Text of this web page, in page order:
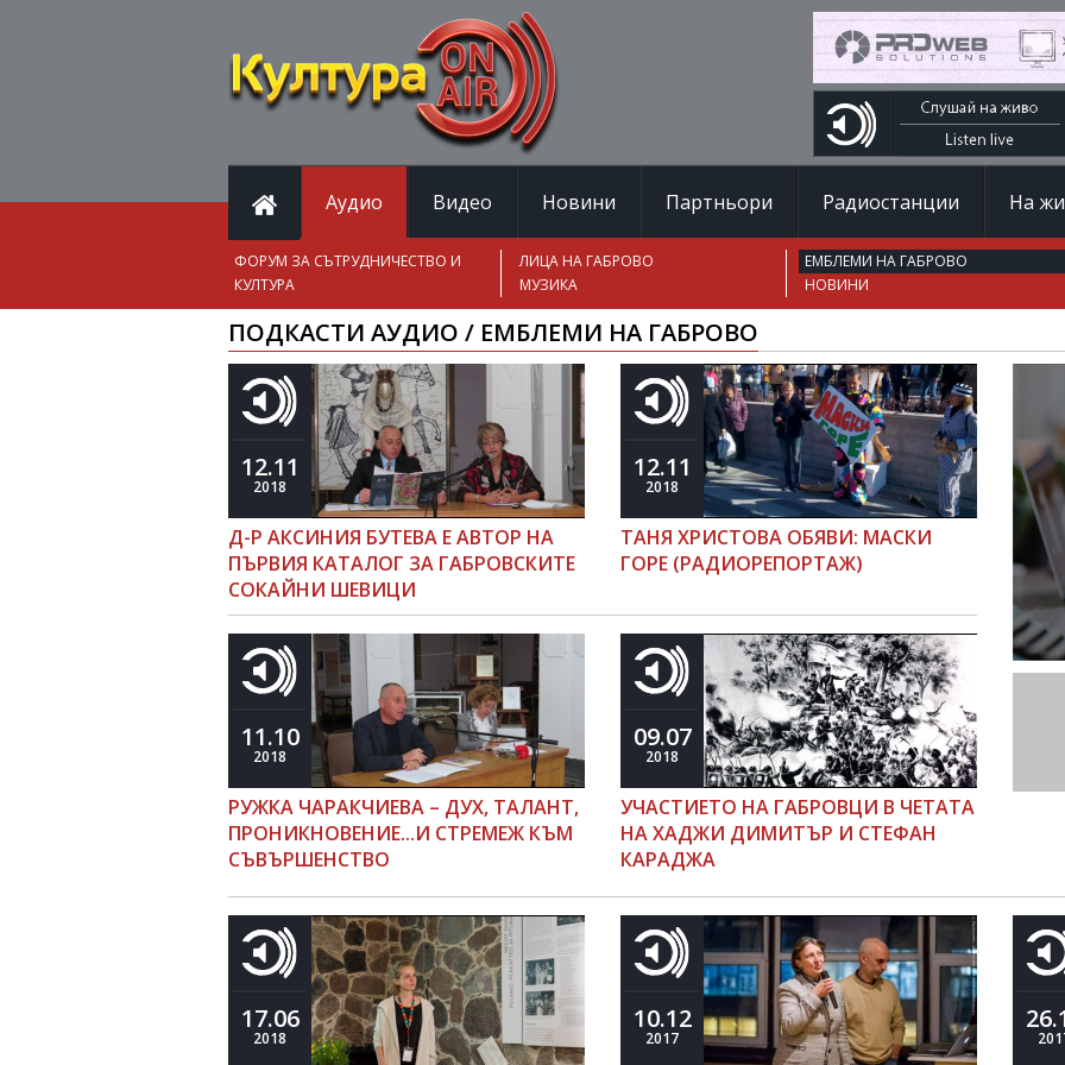
Аудио Видео Новини Партньори Радиостанции На
ФОРУМ ЗА СЪТРУДНИЧЕСТВО И
КУЛТУРА
ЛИЦА НА ГАБРОВО
ЕМБЛЕМИ НА ГАБРОВО
МУЗИКА
НОВИНИ
ПОДКАСТИ АУДИО / ЕМБЛЕМИ НА ГАБРОВО
12.11
2018
Д-Р АКСИНИЯ БУТЕВА Е АВТОР НА
ПЪРВИЯ КАТАЛОГ ЗА ГАБРОВСКИТЕ
СОКАЙНИ ШЕВИЦИ
12.11
2018
ТАНЯ ХРИСТОВА ОБЯВИ: МАСКИ
ГОРЕ (РАДИОРЕПОРТАЖ)
11.10
2018
РУЖКА ЧАРАКЧИЕВА – ДУХ, ТАЛАНТ,
ПРОНИКНОВЕНИЕ...И СТРЕМЕЖ КЪМ
СЪВЪРШЕНСТВО
09.07
2018
УЧАСТИЕТО НА ГАБРОВЦИ В ЧЕТАТА
НА ХАДЖИ ДИМИТЪР И СТЕФАН
КАРАДЖА
17.06
2018
10.12
2017